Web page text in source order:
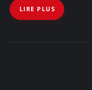
LIRE PLUS